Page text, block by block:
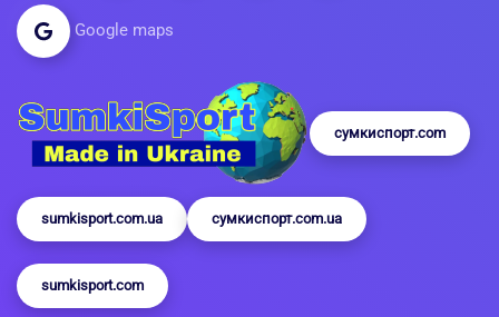
Google maps
сумкиспорт.com
sumkisport.com.ua сумкиспорт.com.ua
sumkisport.com